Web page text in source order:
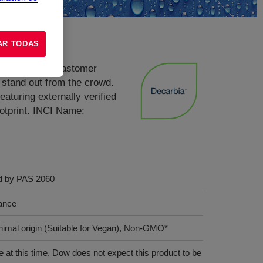
organic elastomer
out from the crowd.
externally verified
INCI Name:
by PAS 2060
origin (Suitable for Vegan), Non-GMO*
at this time, Dow does not expect this product to be
TODAS